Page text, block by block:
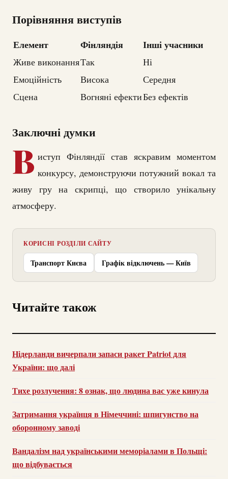
Порівняння виступів
Елемент Фінляндія Інші учасники
Живе виконанняТак
Ні
Емоційність
Висока
Середня
Сцена
Вогняні ефектиБез ефектів
Заключні думки
В иступ Фінляндії став яскравим моментом
конкурсу, демонструючи потужний вокал та
живу гру на скрипці, що створило унікальну
атмосферу.
КОРИСНІ РОЗДІЛИ САЙТУ
Транспорт Києва Графік відключень — Київ
Читайте також
Нідерланди вичерпали запаси ракет Patriot для
України: що далі
Тихе розлучення: 8 ознак, що людина вас уже кинула
Затримання українця в Німеччині: шпигунство на
оборонному заводі
Вандалізм над українськими меморіалами в Польщі:
що відбувається